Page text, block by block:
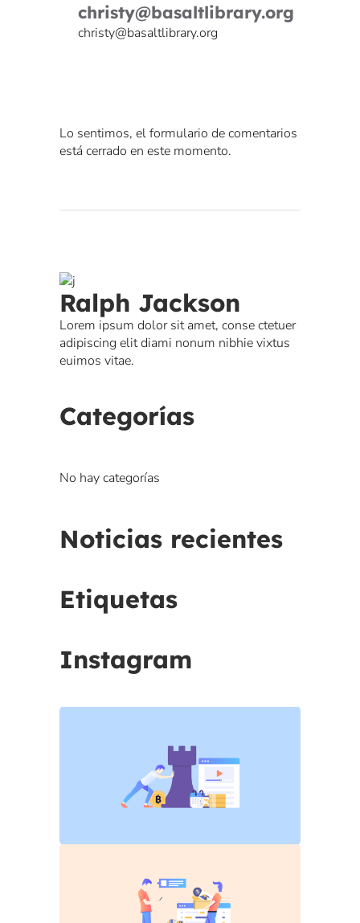
christy@basaltlibrary.org
christy@basaltlibrary.org
Lo sentimos, el formulario de comentarios
está cerrado en este momento.
Ralph Jackson
Lorem ipsum dolor sit amet, conse ctetuer
adipiscing elit diami nonum nibhie vixtus
euimos vitae.
Categorías
No hay categorías
Noticias recientes
Etiquetas
Instagram